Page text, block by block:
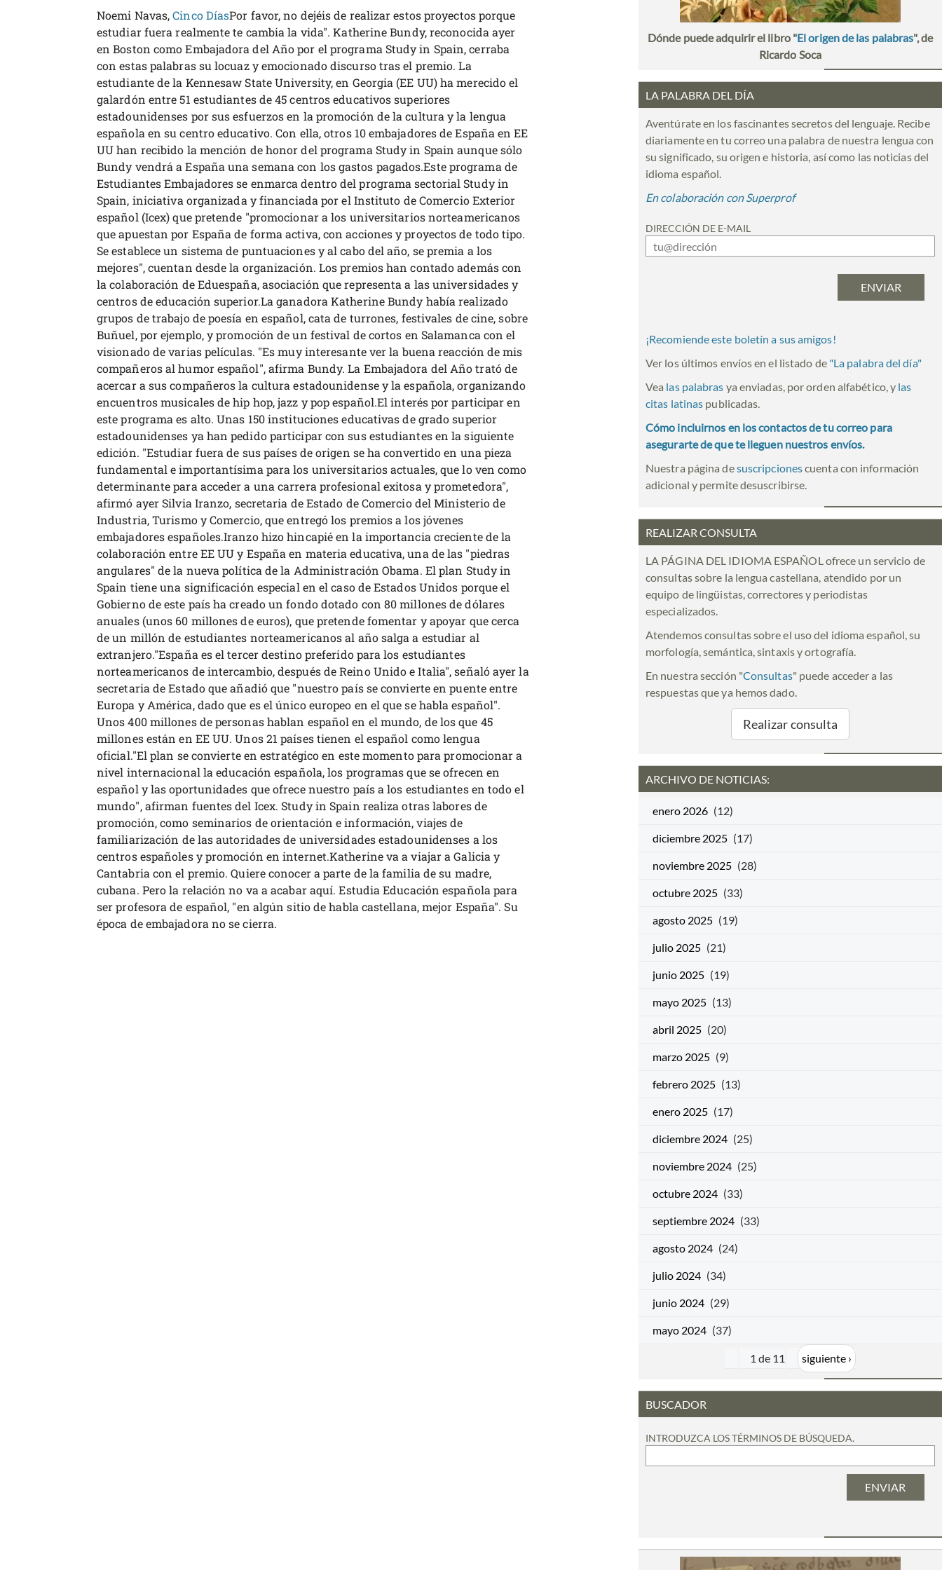
Noemi Navas,Cinco DíasPor favor, no dejéis de realizar estos proyectos porque
estudiar fuera realmente te cambia la vida". Katherine Bundy, reconocida ayer
en Boston como Embajadora del Año por el programa Study in Spain, cerraba
con estas palabras su locuaz y emocionado discurso tras el premio. La
estudiante de la Kennesaw State University, en Georgia (EE UU) ha merecido el
galardón entre 51 estudiantes de 45 centros educativos superiores
estadounidenses por sus esfuerzos en la promoción de la cultura y la lengua
española en su centro educativo. Con ella, otros 10 embajadores de España en EE
UU han recibido la mención de honor del programa Study in Spain aunque sólo
Bundy vendrá a España una semana con los gastos pagados.Este programa de
Estudiantes Embajadores se enmarca dentro del programa sectorial Study in
Spain, iniciativa organizada y financiada por el Instituto de Comercio Exterior
español (Icex) que pretende "promocionar a los universitarios norteamericanos
que apuestan por España de forma activa, con acciones y proyectos de todo tipo.
Se establece un sistema de puntuaciones y al cabo del año, se premia a los
mejores", cuentan desde la organización. Los premios han contado además con
la colaboración de Eduespaña, asociación que representa a las universidades y
centros de educación superior.La ganadora Katherine Bundy había realizado
grupos de trabajo de poesía en español, cata de turrones, festivales de cine, sobre
Buñuel, por ejemplo, y promoción de un festival de cortos en Salamanca con el
visionado de varias películas. "Es muy interesante ver la buena reacción de mis
compañeros al humor español", afirma Bundy. La Embajadora del Año trató de
acercar a sus compañeros la cultura estadounidense y la española, organizando
encuentros musicales de hip hop, jazz y pop español.El interés por participar en
este programa es alto. Unas 150 instituciones educativas de grado superior
estadounidenses ya han pedido participar con sus estudiantes en la siguiente
edición. "Estudiar fuera de sus países de origen se ha convertido en una pieza
fundamental e importantísima para los universitarios actuales, que lo ven como
determinante para acceder a una carrera profesional exitosa y prometedora",
afirmó ayer Silvia Iranzo, secretaria de Estado de Comercio del Ministerio de
Industria, Turismo y Comercio, que entregó los premios a los jóvenes
embajadores españoles.Iranzo hizo hincapié en la importancia creciente de la
colaboración entre EE UU y España en materia educativa, una de las "piedras
angulares" de la nueva política de la Administración Obama. El plan Study in
Spain tiene una significación especial en el caso de Estados Unidos porque el
Gobierno de este país ha creado un fondo dotado con 80 millones de dólares
anuales (unos 60 millones de euros), que pretende fomentar y apoyar que cerca
de un millón de estudiantes norteamericanos al año salga a estudiar al
extranjero."España es el tercer destino preferido para los estudiantes
norteamericanos de intercambio, después de Reino Unido e Italia", señaló ayer la
secretaria de Estado que añadió que "nuestro país se convierte en puente entre
Europa y América, dado que es el único europeo en el que se habla español".
Unos 400 millones de personas hablan español en el mundo, de los que 45
millones están en EE UU. Unos 21 países tienen el español como lengua
oficial."El plan se convierte en estratégico en este momento para promocionar a
nivel internacional la educación española, los programas que se ofrecen en
español y las oportunidades que ofrece nuestro país a los estudiantes en todo el
mundo", afirman fuentes del Icex. Study in Spain realiza otras labores de
promoción, como seminarios de orientación e información, viajes de
familiarización de las autoridades de universidades estadounidenses a los
centros españoles y promoción en internet.Katherine va a viajar a Galicia y
Cantabria con el premio. Quiere conocer a parte de la familia de su madre,
cubana. Pero la relación no va a acabar aquí. Estudia Educación española para
ser profesora de español, "en algún sitio de habla castellana, mejor España". Su
época de embajadora no se cierra.
Dónde puede adquirir el libro "El origen de las palabras", de
Ricardo Soca
LA PALABRA DEL DÍA
Aventúrate en los fascinantes secretos del lenguaje. Recibe
diariamente en tu correo una palabra de nuestra lengua con
su significado, su origen e historia, así como las noticias del
idioma español.
En colaboración con Superprof
DIRECCIÓN DE E-MAIL
¡Recomiende este boletín a sus amigos!
Ver los últimos envíos en el listado de "La palabra del día"
Vea las palabras ya enviadas, por orden alfabético, y las
citas latinas publicadas.
Cómo incluirnos en los contactos de tu correo para
asegurarte de que te lleguen nuestros envíos.
Nuestra página desuscripcionescuenta con información
adicional y permite desuscribirse.
REALIZAR CONSULTA
LA PÁGINA DEL IDIOMA ESPAÑOL ofrece un servicio de
consultas sobre la lengua castellana, atendido por un
equipo de lingüistas, correctores y periodistas
especializados.
Atendemos consultas sobre el uso del idioma español, su
morfología, semántica, sintaxis y ortografía.
En nuestra sección "Consultas" puede acceder a las
respuestas que ya hemos dado.
Realizar consulta
ARCHIVO DE NOTICIAS:
enero 2026 (12)
diciembre 2025 (17)
noviembre 2025 (28)
octubre 2025 (33)
agosto 2025 (19)
julio 2025 (21)
junio 2025 (19)
mayo 2025 (13)
abril 2025 (20)
marzo 2025 (9)
febrero 2025 (13)
enero 2025 (17)
diciembre 2024 (25)
noviembre 2024 (25)
octubre 2024 (33)
septiembre 2024 (33)
agosto 2024 (24)
julio 2024 (34)
junio 2024 (29)
mayo 2024 (37)
1 de 11 siguiente ›
BUSCADOR
INTRODUZCA LOS TÉRMINOS DE BÚSQUEDA.